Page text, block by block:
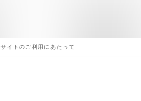
サイトのご利用にあたって